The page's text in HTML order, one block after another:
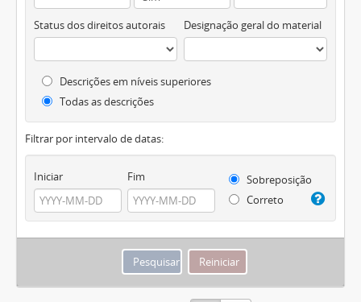
Status dos direitos autorais Designação geral do material
Descrições em níveis superiores
Todas as descrições
Filtrar por intervalo de datas:
Iniciar Fim
Sobreposição
Correto